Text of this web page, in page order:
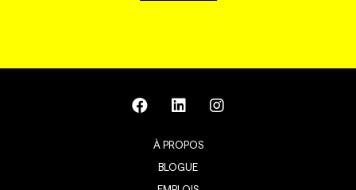
À PROPOS
BLOGUE